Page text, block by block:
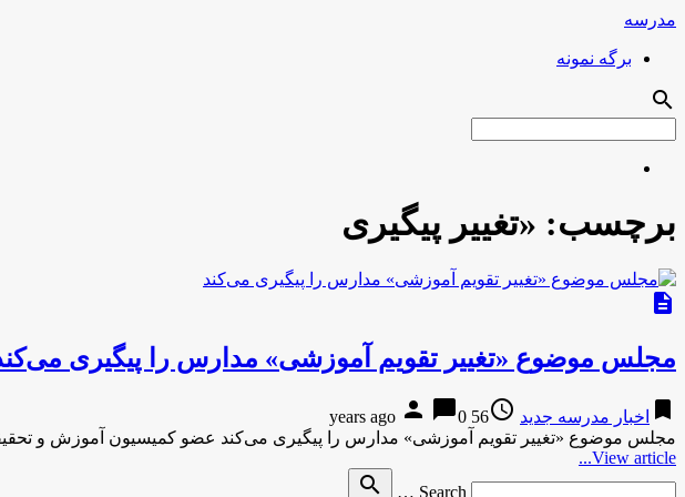
مدرسه
برگه نمونه
search
برچسب: «تغییر پیگیری
description
مجلس موضوع «تغییر تقویم آموزشی» مدارس را پیگیری
bookmark اخبار مدرسه جدید access_time
56 years ago
person chat_bubble0
مجلس موضوع «تغییر تقویم آموزشی» مدارس را پیگیری می‌کند عضو کمیسیون آموزش و
View article...
Search …
search